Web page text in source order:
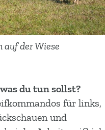
der Wiese
du tun sollst?
für links,
und